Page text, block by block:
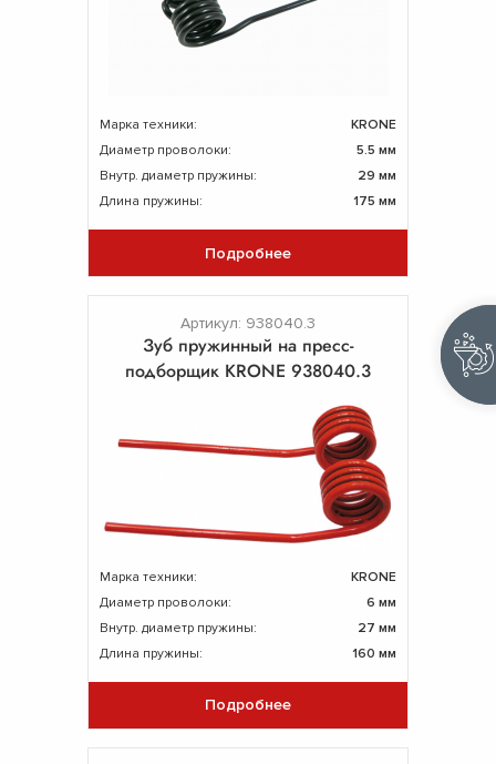
Марка техники:
KRONE
Диаметр проволоки:
5.5 мм
Внутр. диаметр пружины:
29 мм
Длина пружины:
175 мм
Подробнее
Артикул: 938040.3
Зуб пружинный на пресс-
подборщик KRONE 938040.3
Марка техники:
KRONE
Диаметр проволоки:
6 мм
Внутр. диаметр пружины:
27 мм
Длина пружины:
160 мм
Подробнее